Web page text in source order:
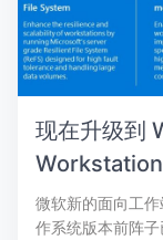
现在升级到
微软新的面向工
作系统版本前阵